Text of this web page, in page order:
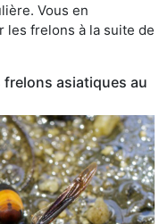
Vous en
les frelons à la suite de
frelons asiatiques au